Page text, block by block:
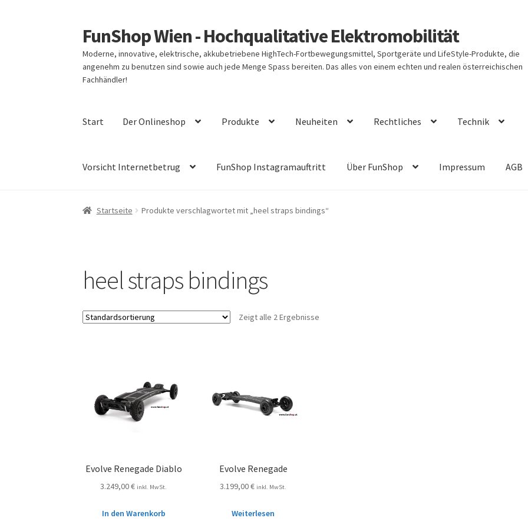
Zur
Navigation
springen
Zum
Inhalt
springen
FunShop Wien - Hochqualitative Elektromobilität
Moderne, innovative, elektrische, akkubetriebene HighTech-Fortbewegungsmittel, Sportgeräte und LifeStyle-Produkte, die
angenehm zu benutzen sind sowie auch jede Menge Spass bereiten. Das alles von einem echten und realen österreichischen
Fachhändler!
Start Der Onlineshop Produkte Neuheiten Rechtliches Technik
Vorsicht Internetbetrug FunShop Instagramauftritt Über FunShop Impressum AGB
Startseite Produkte verschlagwortet mit „heel straps bindings“
heel straps bindings
Zeigt alle 2 Ergebnisse
Evolve Renegade Diablo
3.249,00€ inkl. MwSt.
In den Warenkorb
Evolve Renegade
3.199,00€ inkl. MwSt.
Weiterlesen